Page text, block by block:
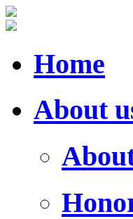
Home
About